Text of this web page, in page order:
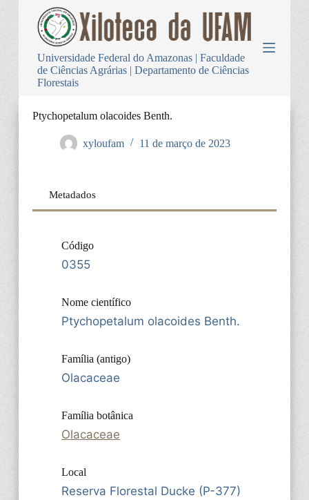
Universidade Federal do Amazonas | Faculdade
de Ciências Agrárias | Departamento de Ciências
Florestais
Ptychopetalum olacoides Benth.
xyloufam 11 de março de 2023
Metadados
Código
0355
Nome científico
Ptychopetalum olacoides Benth.
Família (antigo)
Olacaceae
Família botânica
Olacaceae
Local
Reserva Florestal Ducke (P-377)